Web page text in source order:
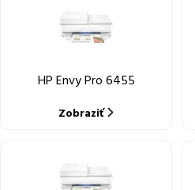
HP Envy Pro 6455
Zobraziť